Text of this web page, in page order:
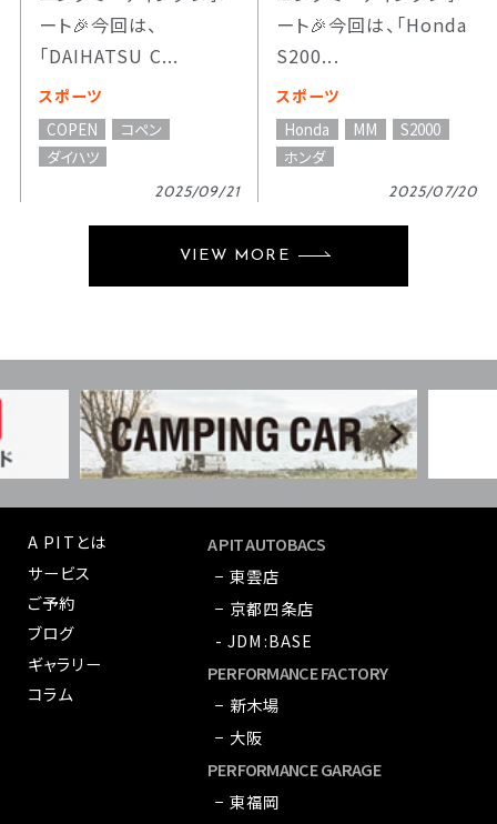
2025/09/21
ート🎉今回は、
「DAIHATSU C...
スポーツ
COPEN
コペン
ダイハツ
2025/07/20
ート🎉今回は、「Honda
S200...
スポーツ
Honda
MM
S2000
ホンダ
VIEW MORE
A PITとは
サービス
ご予約
ブログ
ギャラリー
コラム
A PIT AUTOBACS
− 東雲店
− 京都四条店
- JDM:BASE
PERFORMANCE FACTORY
− 新木場
− 大阪
PERFORMANCE GARAGE
− 東福岡